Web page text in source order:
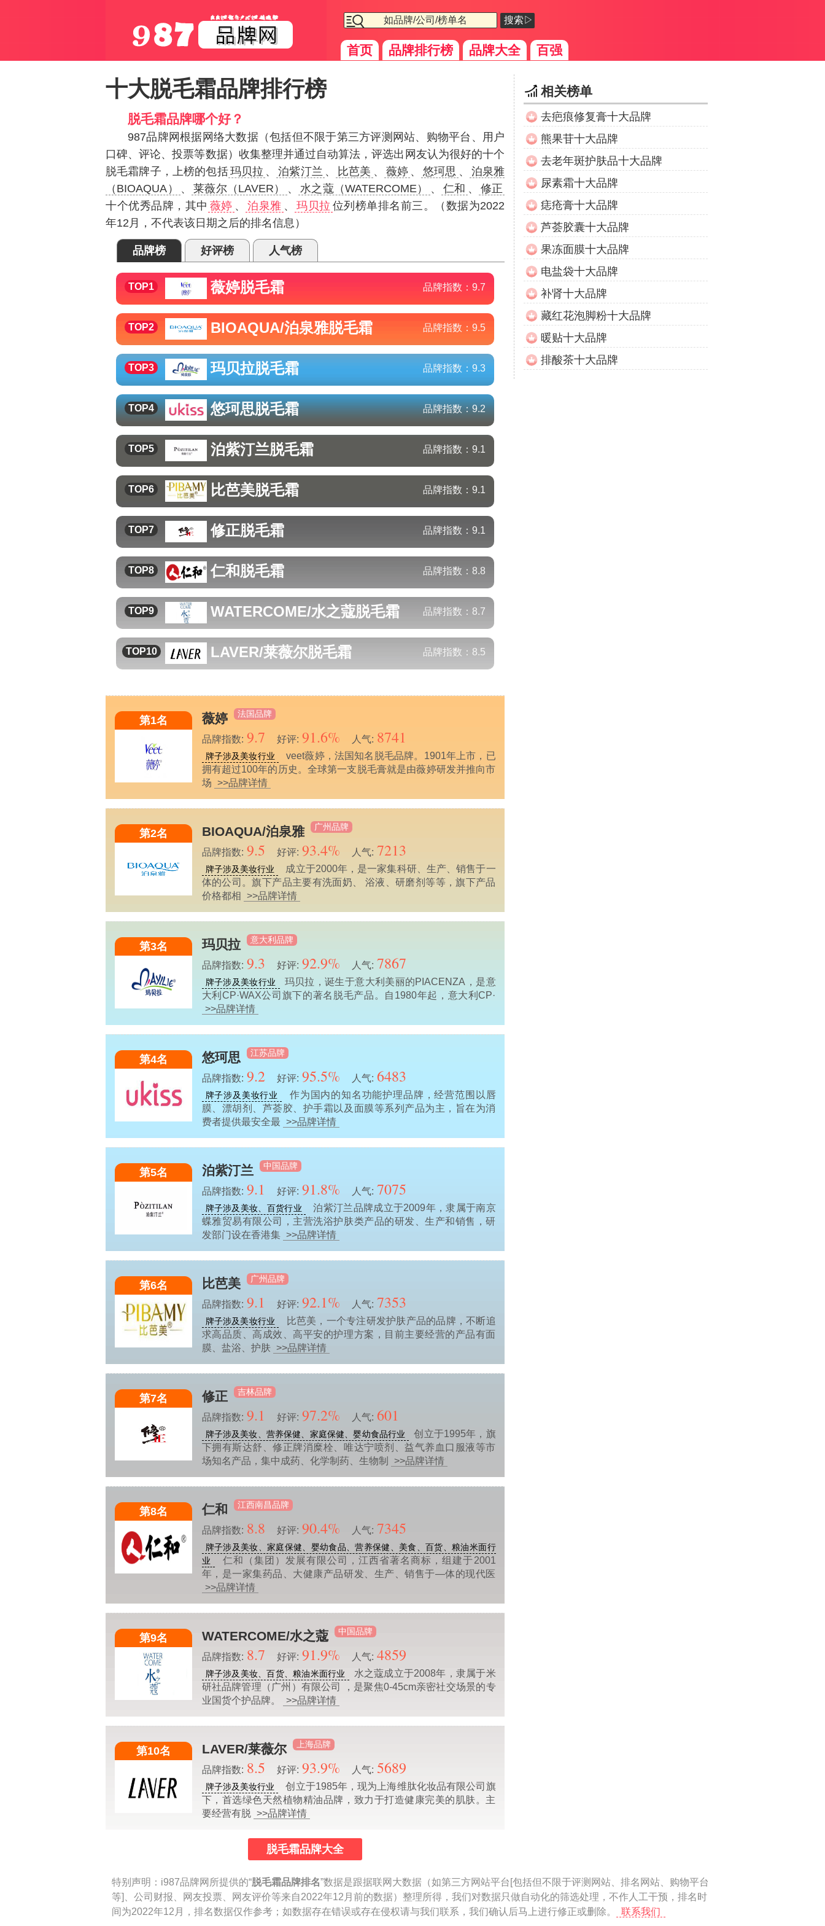
搜索▷
首页 品牌排行榜 品牌大全 百强
十大脱毛霜品牌排行榜
脱毛霜品牌哪个好？
987品牌网根据网络大数据（包括但不限于第三方评测网站、购物平台、用户
口碑、评论、投票等数据）收集整理并通过自动算法，评选出网友认为很好的十个
脱毛霜牌子，上榜的包括玛贝拉 、 泊紫汀兰 、 比芭美 、 薇婷 、 悠珂思 、
泊泉雅
（BIOAQUA）
、 莱薇尔（LAVER） 、 水之蔻（WATERCOME） 、 仁和 、
修正
十个优秀品牌，其中 薇婷 、 泊泉雅 、 玛贝拉 位列榜单排名前三。（数据为2022
年12月，不代表该日期之后的排名信息）
品牌榜 好评榜 人气榜
TOP1 薇婷脱毛霜 品牌指数： 9.7
TOP2 BIOAQUA/泊泉雅脱毛霜 品牌指数： 9.5
TOP3 玛贝拉脱毛霜 品牌指数： 9.3
TOP4 悠珂思脱毛霜 品牌指数：9.2
TOP5 泊紫汀兰脱毛霜 品牌指数： 9.1
TOP6 比芭美脱毛霜 品牌指数： 9.1
TOP7 修正脱毛霜 品牌指数： 9.1
TOP8 仁和 脱毛霜 品牌指数： 8.8
TOP9 WATERCOME/水之蔻脱毛霜 品牌指数： 8.7
TOP10 LAVER/莱薇尔脱毛霜 品牌指数： 8.5
第1名 薇婷 法国品牌
品牌指数: 9.7 好评: 91.6% 人气: 8741
牌子涉及美妆行业
veet薇婷，法国知名脱毛品牌。1901年上市，已
拥有超过100年的历史。全球第一支脱毛膏就是由薇婷研发并推向市
场 >>品牌详情
第2名 BIOAQUA/泊泉雅 广州品牌
品牌指数: 9.5 好评: 93.4% 人气: 7213
牌子涉及美妆行业
成立于2000年，是一家集科研、生产、销售于一
体的公司。旗下产品主要有洗面奶、 浴液、研磨剂等等，旗下产品
价格都相
>>品牌详情
第3名 玛贝拉 意大利品牌
品牌指数: 9.3 好评: 92.9% 人气: 7867
牌子涉及美妆行业
玛贝拉，诞生于意大利美丽的PIACENZA，是意
大利CP·WAX公司旗下的著名脱毛产品。自1980年起，意大利CP·
>>品牌详情
第4名 悠珂思 江苏品牌
品牌指数: 9.2 好评: 95.5% 人气: 6483
牌子涉及美妆行业
作为国内的知名功能护理品牌，经营范围以唇
膜、漂胡剂、芦荟胶、护手霜以及面膜等系列产品为主，旨在为消
费者提供最安全最 >>品牌详情
第5名 泊紫汀兰 中国品牌
品牌指数: 9.1 好评: 91.8% 人气: 7075
牌子涉及美妆、百货行业
泊紫汀兰品牌成立于2009年，隶属于南京
蝶雅贸易有限公司，主营洗浴护肤类产品的研发、生产和销售，研
发部门设在香港集 >>品牌详情
第6名 比芭美 广州品牌
品牌指数: 9.1 好评: 92.1% 人气: 7353
牌子涉及美妆行业
比芭美，一个专注研发护肤产品的品牌，不断追
求高品质、高成效、高平安的护理方案，目前主要经营的产品有面
膜、盐浴、护肤 >>品牌详情
第7名 修正 吉林品牌
品牌指数: 9.1 好评: 97.2% 人气: 601
牌子涉及美妆、营养保健、家庭保健、婴幼食品行业
创立于1995年，旗
下拥有斯达舒、修正牌消糜栓、唯达宁喷剂、益气养血口服液等市
场知名产品，集中成药、化学制药、生物制
>>品牌详情
第8名 仁和 江西南昌品牌
品牌指数: 8.8 好评: 90.4% 人气: 7345
牌子涉及美妆、家庭保健、婴幼食品、营养保健、美食、百货、粮油米面行
业
仁和（集团）发展有限公司，江西省著名商标，组建于2001
年，是一家集药品、大健康产品研发、生产、销售于—体的现代医
>>品牌详情
第9名 WATERCOME/水之蔻 中国品牌
品牌指数: 8.7 好评: 91.9% 人气: 4859
牌子涉及美妆、百货、粮油米面行业
水之蔻成立于2008年，隶属于米
研社品牌管理（广州）有限公司 ，是聚焦0-45cm亲密社交场景的专
业国货个护品牌。
>>品牌详情
第10名 LAVER/莱薇尔 上海品牌
品牌指数: 8.5 好评: 93.9% 人气: 5689
牌子涉及美妆行业
创立于1985年，现为上海维肽化妆品有限公司旗
下，首选绿色天然植物精油品牌，致力于打造健康完美的肌肤。主
要经营有脱 >>品牌详情
脱毛霜品牌大全
相关榜单
去疤痕修复膏十大品牌
熊果苷十大品牌
去老年斑护肤品十大品牌
尿素霜十大品牌
痣疮膏十大品牌
芦荟胶囊十大品牌
果冻面膜十大品牌
电盐袋十大品牌
补肾十大品牌
藏红花泡脚粉十大品牌
暖贴十大品牌
排酸茶十大品牌
特别声明： i987品牌网所提供的“脱毛霜品牌排名”数据是跟据联网大数据（如第三方网站平台[包括但不限于评测网站、排名网站、购物平台
等]、公司财报、网友投票、网友评价等来自2022年12月前的数据）整理所得，我们对数据只做自动化的筛选处理，不作人工干预，排名时
间为2022年12月，排名数据仅作参考；如数据存在错误或存在侵权请与我们联系，我们确认后马上进行修正或删除。
联系我们